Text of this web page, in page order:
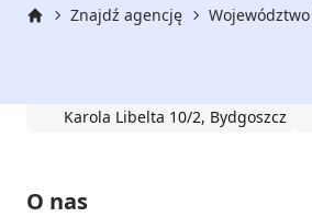
Znajdź agencję
Karola Libelta 10/2, Bydgoszcz
O nas